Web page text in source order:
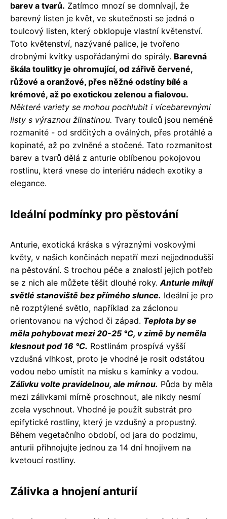
barev a tvarů. Zatímco mnozí se domnívají, že
barevný listen je květ, ve skutečnosti se jedná o
toulcový listen, který obklopuje vlastní květenství.
Toto květenství, nazývané palice, je tvořeno
drobnými kvítky uspořádanými do spirály. Barevná
škála toulitky je ohromující, od zářivě červené,
růžové a oranžové, přes něžné odstíny bílé a
krémové, až po exotickou zelenou a fialovou.
Některé variety se mohou pochlubit i vícebarevnými
listy s výraznou žilnatinou. Tvary toulců jsou neméně
rozmanité - od srdčitých a oválných, přes protáhlé a
kopinaté, až po zvlněné a stočené. Tato rozmanitost
barev a tvarů dělá z anturie oblíbenou pokojovou
rostlinu, která vnese do interiéru nádech exotiky a
elegance.
Ideální podmínky pro pěstování
Anturie, exotická kráska s výraznými voskovými
květy, v našich končinách nepatří mezi nejjednodušší
na pěstování. S trochou péče a znalostí jejich potřeb
se z nich ale můžete těšit dlouhé roky.Anturie milují
světlé stanoviště bez přímého slunce. Ideální je pro
ně rozptýlené světlo, například za záclonou
orientovanou na východ či západ. Teplota by se
měla pohybovat mezi 20-25 °C, v zimě by neměla
klesnout pod 16 °C. Rostlinám prospívá vyšší
vzdušná vlhkost, proto je vhodné je rosit odstátou
vodou nebo umístit na misku s kamínky a vodou.
Zálivku volte pravidelnou, ale mírnou. Půda by měla
mezi zálivkami mírně proschnout, ale nikdy nesmí
zcela vyschnout. Vhodné je použít substrát pro
epifytické rostliny, který je vzdušný a propustný.
Během vegetačního období, od jara do podzimu,
anturii přihnojujte jednou za 14 dní hnojivem na
kvetoucí rostliny.
Zálivka a hnojení anturií